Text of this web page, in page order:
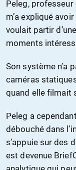
Peleg,
m’a expliqué
voulait partir
moments
Son système n’a
caméras
quand elle filmait
Peleg a
débouché dans
s’appuie sur des
est devenue